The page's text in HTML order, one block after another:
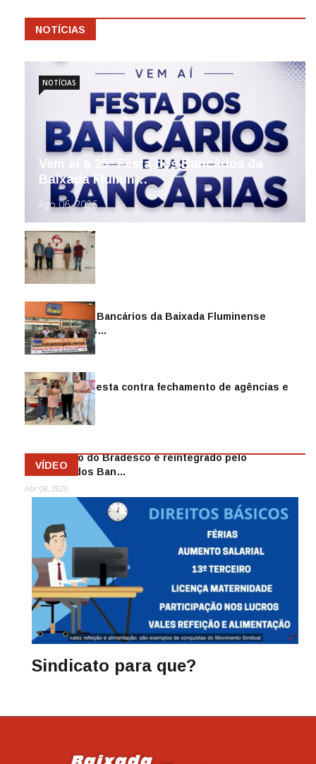
NOTÍCIAS
Vem aí a 25ª Festa dos Bancários da
Baixada Flumin…
Ago 06, 2026
NOTÍCIAS
Sindicato dos Bancários da Baixada Fluminense
reintegra mais…
Jul 14, 2026
Sindicato protesta contra fechamento de agências e
as demiss…
Mai 13, 2026
Funcionário do Bradesco é reintegrado pelo
Sindicato dos Ban…
Abr 08, 2026
VÍDEO
Sindicato para que?